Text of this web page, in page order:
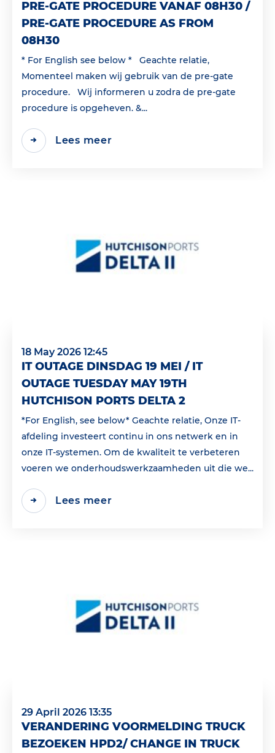
PRE-GATE PROCEDURE VANAF 08H30 /
PRE-GATE PROCEDURE AS FROM
08H30
* For English see below * Geachte relatie,
Momenteel maken wij gebruik van de pre-gate
procedure. Wij informeren u zodra de pre-gate
procedure is opgeheven. &...
Lees meer
18 May 2026 12:45
IT OUTAGE DINSDAG 19 MEI / IT
OUTAGE TUESDAY MAY 19TH
HUTCHISON PORTS DELTA 2
*For English, see below* Geachte relatie, Onze IT-
afdeling investeert continu in ons netwerk en in
onze IT-systemen. Om de kwaliteit te verbeteren
voeren we onderhoudswerkzaamheden uit die we...
Lees meer
29 April 2026 13:35
VERANDERING VOORMELDING TRUCK
BEZOEKEN HPD2/ CHANGE IN TRUCK